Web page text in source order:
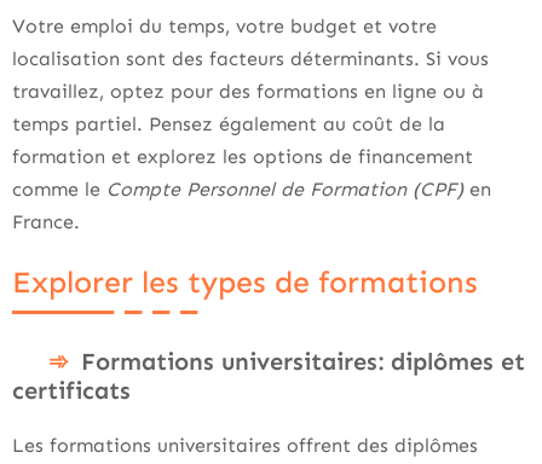
Votre emploi du temps, votre budget et votre
localisation sont des facteurs déterminants. Si vous
travaillez, optez pour des formations en ligne ou à
temps partiel. Pensez également au coût de la
formation et explorez les options de financement
comme le Compte Personnel de Formation (CPF)en
France.
Explorer les types de formations
Formations universitaires: diplômes et
certificats
Les formations universitaires offrent des diplômes